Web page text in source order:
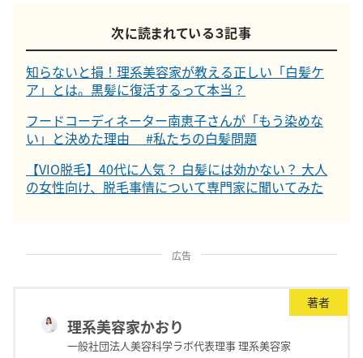
次に読まれている３記事
知らないと損！理系美容家が教える正しい「白髪ケ
ア」とは。黒髪に復活するって本当？
フードコーディネーター南恵子さんが「もう染めな
い」と決めた理由 #私たちの白髪問題
【VIO脱毛】40代に人気？ 白髪には効かない？ 大人
の女性向け、脱毛事情について専門家に聞いてみた
広告
著者
理系美容家かおり
一般社団法人美容科学ラボ代表理事 理系美容家